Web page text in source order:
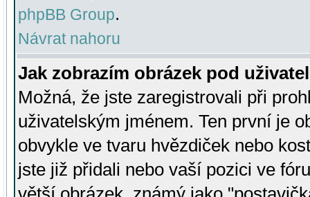
phpBB Group.
Návrat nahoru
Jak zobrazím obrázek pod
Možná, že jste zaregistrovali při
uživatelským jménem. Ten první je
obvykle ve tvaru hvězdiček nebo
jste již přidali nebo vaší pozici ve